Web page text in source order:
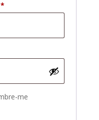
*Obrigatório
me